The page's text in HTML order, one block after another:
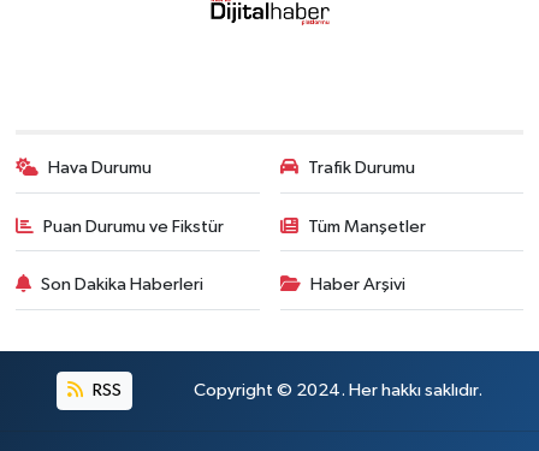
Hava Durumu Trafik Durumu
Puan Durumu ve Fikstür Tüm Manşetler
Son Dakika Haberleri Haber Arşivi
RSS Copyright © 2024. Her hakkı saklıdır.